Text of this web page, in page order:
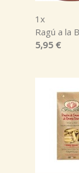
1x
Ragú a la
5,95 €